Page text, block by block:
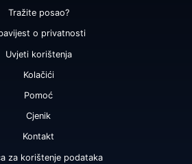
Tražite posao?
o privatnosti
Uvjeti korištenja
Kolačići
Pomoć
Cjenik
Kontakt
za korištenje podataka